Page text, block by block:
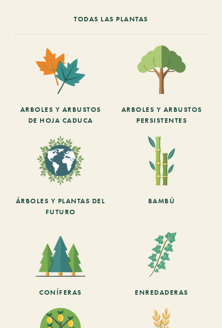
TODAS LAS PLANTAS
ARBOLES Y ARBUSTOS
DE HOJA CADUCA
ARBOLES Y ARBUSTOS
PERSISTENTES
ÁRBOLES Y PLANTAS DEL
FUTURO
BAMBÚ
CONÍFERAS ENREDADERAS